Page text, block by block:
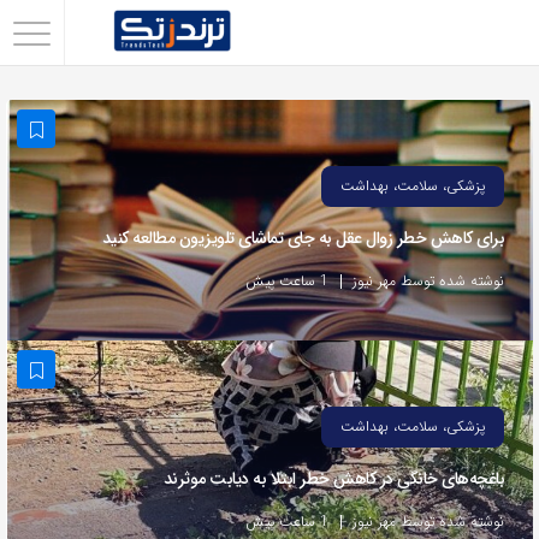
با
استفاده
از
روش‌های
زیر
می‌توانید
این
صفحه
را
با
دوستان
خود
پزشکی، سلامت، بهداشت
برای کاهش خطر زوال عقل به جای تماشای تلویزیون مطالعه کنید
نوشته شده توسط مهر نیوز 1 ساعت پیش
پزشکی، سلامت، بهداشت
باغچه‌های خانگی در کاهش خطر ابتلا به دیابت موثرند
نوشته شده توسط مهر نیوز 1 ساعت پیش